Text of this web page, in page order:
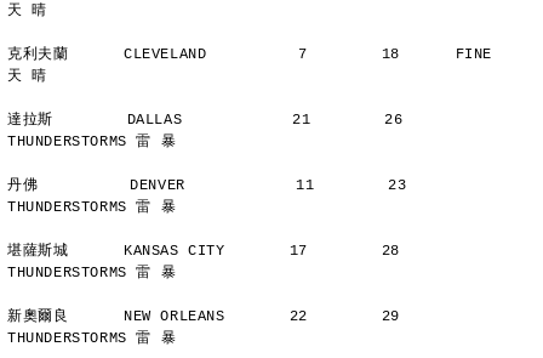
天 晴
克利夫蘭      CLEVELAND          7        18      FINE
天 晴
達拉斯        DALLAS            21        26
THUNDERSTORMS 雷 暴
丹佛          DENVER            11        23
THUNDERSTORMS 雷 暴
堪薩斯城      KANSAS CITY       17        28
THUNDERSTORMS 雷 暴
新奧爾良      NEW ORLEANS       22        29
THUNDERSTORMS 雷 暴